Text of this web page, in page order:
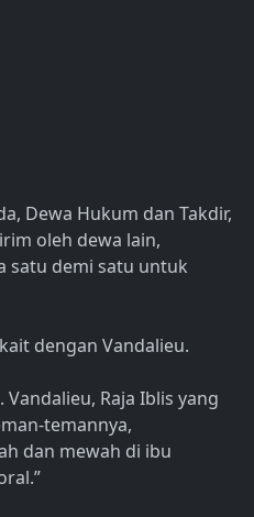
Dewa Hukum dan Takdir,
oleh dewa lain,
satu demi satu untuk
dengan Vandalieu.
Raja Iblis yang
temannya,
dan mewah di ibu